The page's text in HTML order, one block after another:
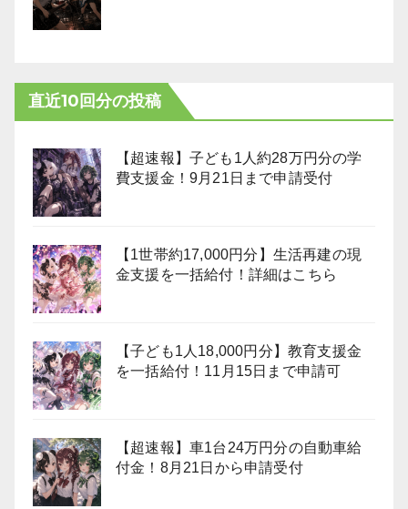
直近10回分の投稿
【超速報】子ども1人約28万円分の学
費支援金！9月21日まで申請受付
【1世帯約17,000円分】生活再建の現
金支援を一括給付！詳細はこちら
【子ども1人18,000円分】教育支援金
を一括給付！11月15日まで申請可
【超速報】車1台24万円分の自動車給
付金！8月21日から申請受付